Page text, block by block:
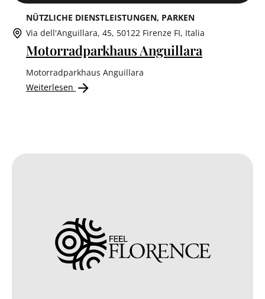
NÜTZLICHE DIENSTLEISTUNGEN PARKEN
Via dell'Anguillara, 45, 50122 Firenze FI, Italia
Motorradparkhaus Anguillara
Motorradparkhaus Anguillara
Weiterlesen